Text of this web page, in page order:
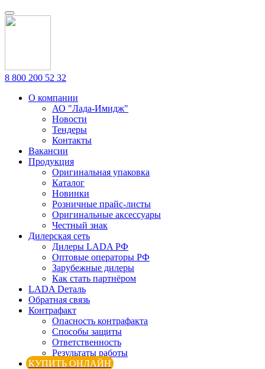
8 800 200 52 32
О компании
АО "Лада-Имидж"
Новости
Тендеры
Контакты
Вакансии
Продукция
Оригинальная упаковка
Каталог
Новинки
Розничные прайс-листы
Оригинальные аксессуары
Честный знак
Дилерская сеть
Дилеры LADA РФ
Оптовые операторы РФ
Зарубежные дилеры
Как стать партнёром
LADA Dеталь
Обратная связь
Контрафакт
Опасность контрафакта
Способы защиты
Ответственность
Результаты работы
КУПИТЬ ОНЛАЙН